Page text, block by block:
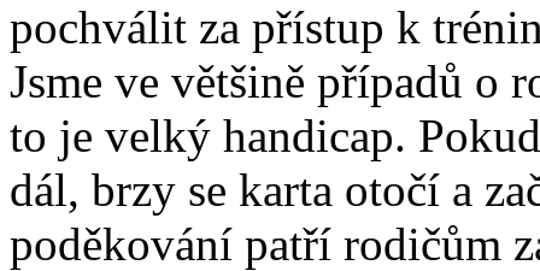
pochválit za přístup k
Jsme ve většině případů o
to je velký handicap.
dál, brzy se karta otočí a
poděkování patří rodičům